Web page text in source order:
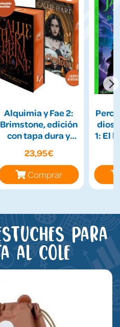
Alquimia y Fae 2:
Brimstone, edición
con tapa dura y
23,95€
Comprar
1: El
para
al cole